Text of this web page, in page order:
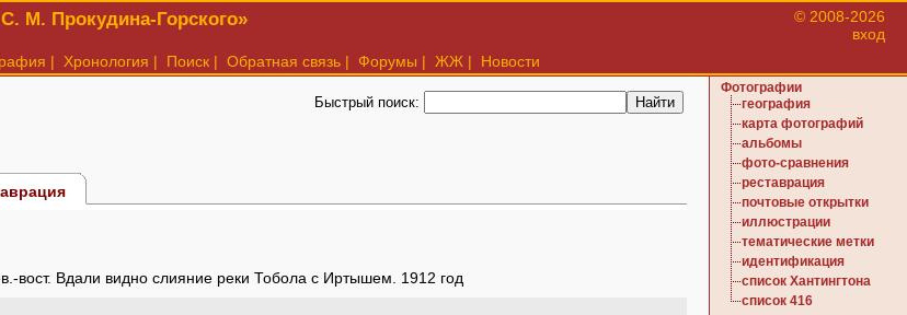
М. Прокудина-Горского»
© 2008-2026
вход
| Хронология | Поиск | Обратная связь | Форумы | ЖЖ | Новости
Быстрый поиск:
вост. Вдали видно слияние реки Тобола с Иртышем. 1912 год
Фотографии
география
карта фотографий
альбомы
фото-сравнения
реставрация
почтовые открытки
иллюстрации
тематические метки
идентификация
список Хантингтона
список 416